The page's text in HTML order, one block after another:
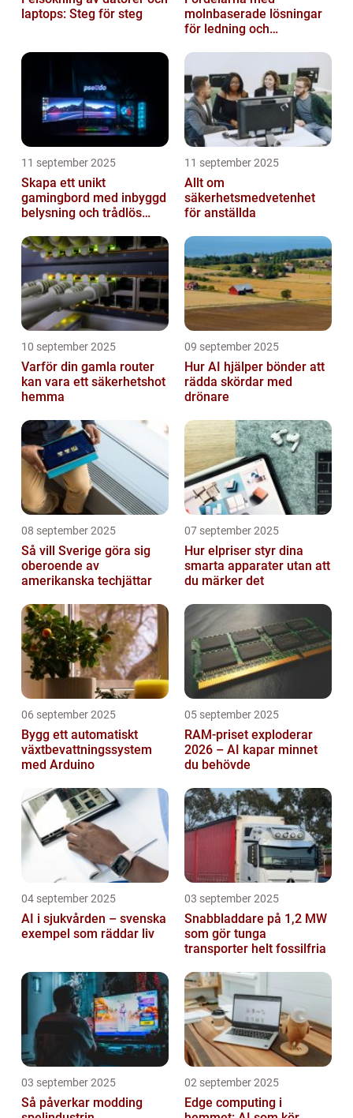
laptops: Steg för steg
molnbaserade lösningar
för ledning och
11 september 2025
Skapa ett unikt
gamingbord med inbyggd
belysning och trådlös
11 september 2025
Allt om
säkerhetsmedvetenhet
för anställda
10 september 2025
Varför din gamla router
kan vara ett säkerhetshot
hemma
09 september 2025
Hur AI hjälper bönder att
rädda skördar med
drönare
08 september 2025
Så vill Sverige göra sig
oberoende av
amerikanska techjättar
07 september 2025
Hur elpriser styr dina
smarta apparater utan att
du märker det
06 september 2025
Bygg ett automatiskt
växtbevattningssystem
med Arduino
05 september 2025
RAM-priset exploderar
2026 – AI kapar minnet
du behövde
04 september 2025
AI i sjukvården – svenska
exempel som räddar liv
03 september 2025
Snabbladdare på 1,2 MW
som gör tunga
transporter helt fossilfria
03 september 2025
Så påverkar modding
02 september 2025
Edge computing i